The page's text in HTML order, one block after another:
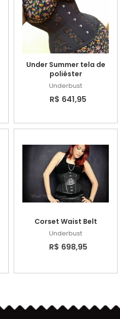
Under Summer tela de
poliéster
Underbust
R$ 641,95
Corset Waist Belt
Underbust
R$ 698,95